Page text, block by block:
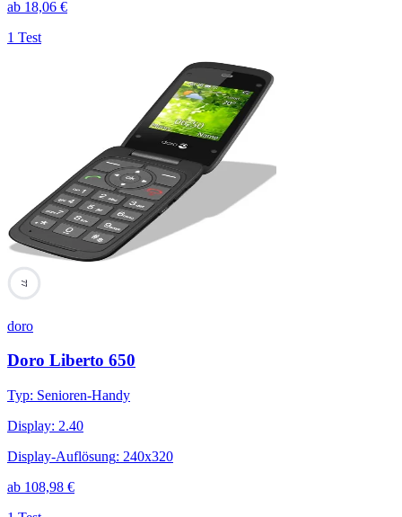
ab 18,06 €
1 Test
77
doro
Doro Liberto 650
Typ: Senioren-Handy
Display: 2.40
Display-Auflösung: 240x320
ab 108,98 €